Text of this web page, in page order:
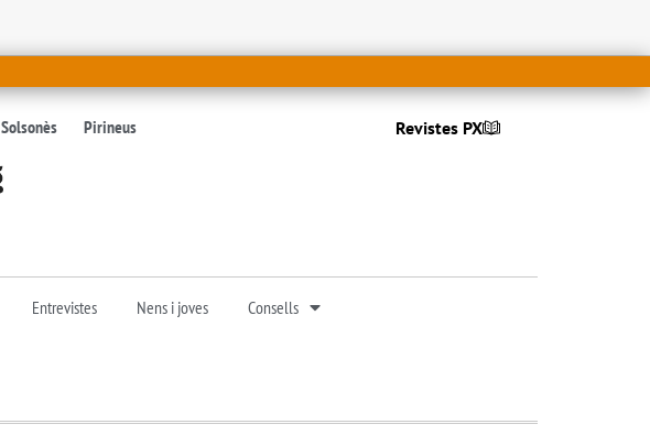
Solsonès Pirineus Revistes PX
Entrevistes Nens i joves Consells